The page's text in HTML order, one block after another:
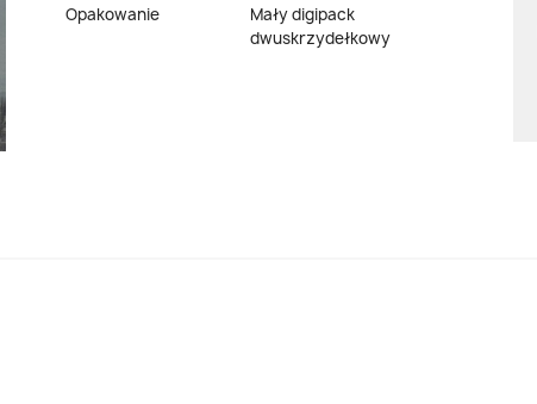
Opakowanie
Mały digipack
dwuskrzydełkowy